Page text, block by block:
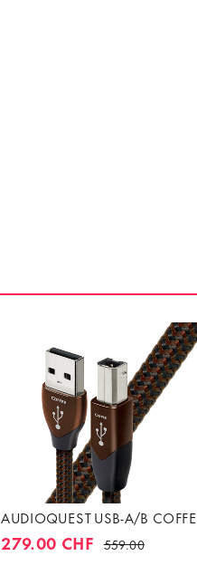
AUDIOQUEST USB-A/B
279.00 CHF 559.00